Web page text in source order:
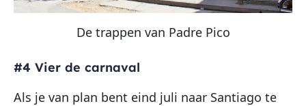
De trappen van Padre Pico
#4 Vier de carnaval
Als je van plan bent eind juli naar Santiago te